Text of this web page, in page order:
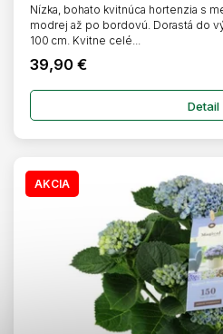
39,90 €
Detail
Nízka, bohato kvitnúca hortenzia s
modrej až po bordovú. Dorastá do
100 cm. Kvitne celé...
AKCIA